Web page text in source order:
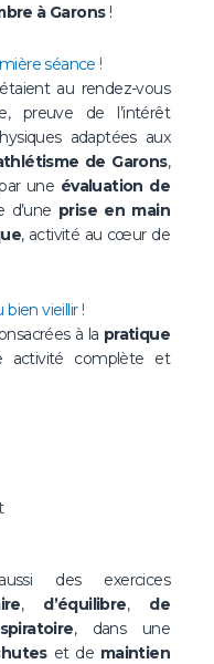
à Garons!
séance !
au rendez-vous
preuve de l’intérêt
adaptées aux
de Garons,
une évaluation de
d’une prise en main
, activité au cœur de
vieillir !
à la pratique
activité complète et
des exercices
, d’équilibre, de
, dans une
et de maintien